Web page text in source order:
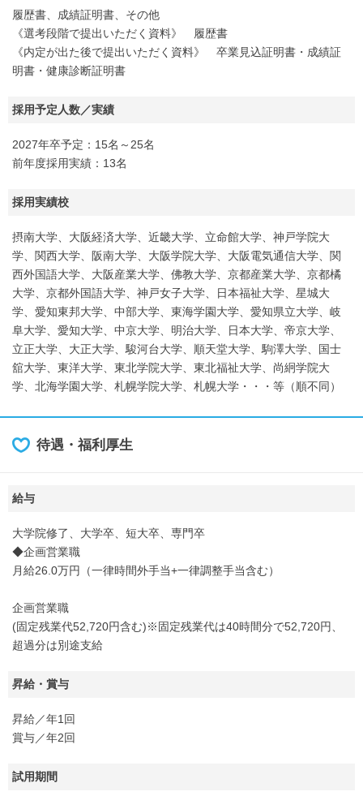
履歴書、成績証明書、その他
《選考段階で提出いただく資料》 履歴書
《内定が出た後で提出いただく資料》 卒業見込証明書・成績証
明書・健康診断証明書
採用予定人数／実績
2027年卒予定：15名～25名
前年度採用実績：13名
採用実績校
摂南大学、大阪経済大学、近畿大学、立命館大学、神戸学院大
学、関西大学、阪南大学、大阪学院大学、大阪電気通信大学、関
西外国語大学、大阪産業大学、佛教大学、京都産業大学、京都橘
大学、京都外国語大学、神戸女子大学、日本福祉大学、星城大
学、愛知東邦大学、中部大学、東海学園大学、愛知県立大学、岐
阜大学、愛知大学、中京大学、明治大学、日本大学、帝京大学、
立正大学、大正大学、駿河台大学、順天堂大学、駒澤大学、国士
舘大学、東洋大学、東北学院大学、東北福祉大学、尚絅学院大
学、北海学園大学、札幌学院大学、札幌大学・・・等（順不同）
待遇・福利厚生
給与
大学院修了、大学卒、短大卒、専門卒
◆企画営業職
月給26.0万円（一律時間外手当+一律調整手当含む）
企画営業職
(固定残業代52,720円含む)※固定残業代は40時間分で52,720円、
超過分は別途支給
昇給・賞与
昇給／年1回
賞与／年2回
試用期間